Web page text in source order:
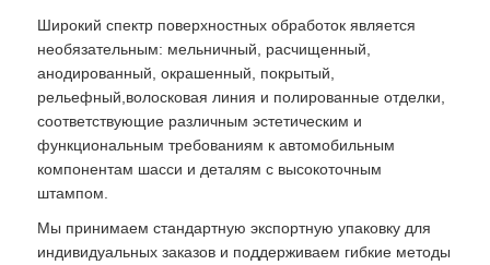
Широкий спектр поверхностных обработок является
необязательным: мельничный, расчищенный,
анодированный, окрашенный, покрытый,
рельефный,волосковая линия и полированные отделки,
соответствующие различным эстетическим и
функциональным требованиям к автомобильным
компонентам шасси и деталям с высокоточным
штампом.
Мы принимаем стандартную экспортную упаковку для
индивидуальных заказов и поддерживаем гибкие методы